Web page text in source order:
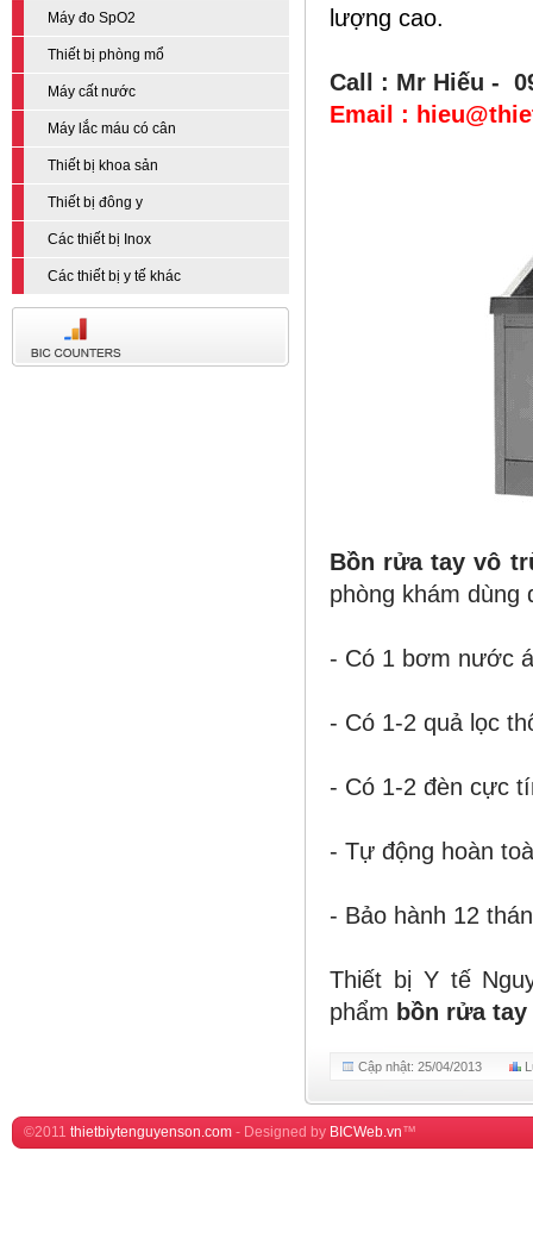
Máy đo SpO2
Thiết bị phòng mổ
Máy cất nước
Máy lắc máu có cân
Thiết bị khoa sản
Thiết bị đông y
Các thiết bị Inox
Các thiết bị y tế khác
lượng cao.
Call : Mr Hiếu -
Email :
Bồn rửa tay vô
phòng khám
- Có 1 bơm nước
- Có 1-2 quả lọc
- Có 1-2 đèn cực
- Tự động hoàn
- Bảo hành 12
Thiết bị Y tế
phẩm bồn rửa
Cập nhật: 25/04/2013
©2011 thietbiytenguyenson.com - Designed by BICWeb.vn™